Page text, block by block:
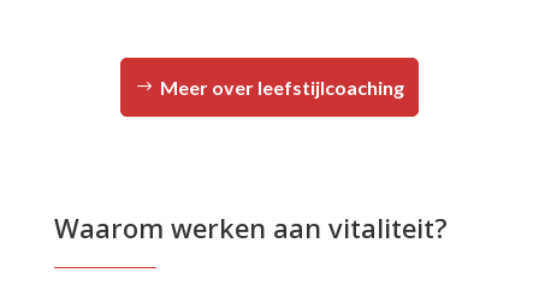
Meer over leefstijlcoaching
Waarom werken aan vitaliteit?